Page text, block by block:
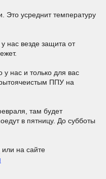
Это усреднит температуру
нас везде защита от
нас и только для вас
ППУ на
там будет
в пятницу. До субботы
или на сайте